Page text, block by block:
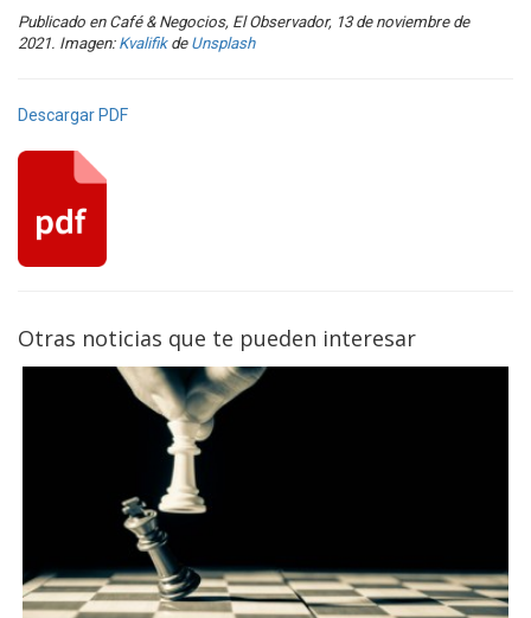
Publicado en Café & Negocios, El Observador, 13 de noviembre de
2021. Imagen: Kvalifikde Unsplash
Descargar PDF
Otras noticias que te pueden interesar